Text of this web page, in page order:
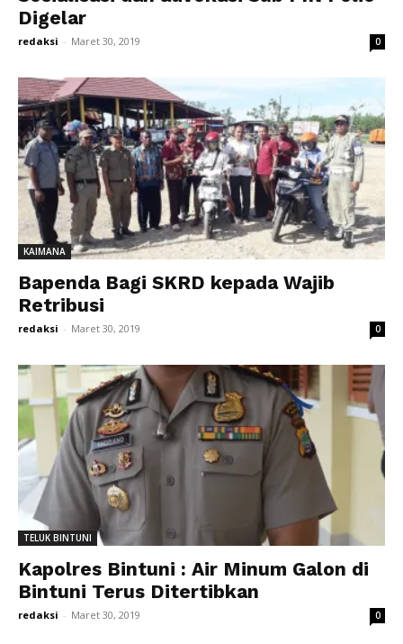
Digelar
redaksi - Maret 30, 2019 0
KAIMANA
Bapenda Bagi SKRD kepada Wajib
Retribusi
redaksi - Maret 30, 2019 0
TELUK BINTUNI
Kapolres Bintuni : Air Minum Galon di
Bintuni Terus Ditertibkan
redaksi - Maret 30, 2019 0